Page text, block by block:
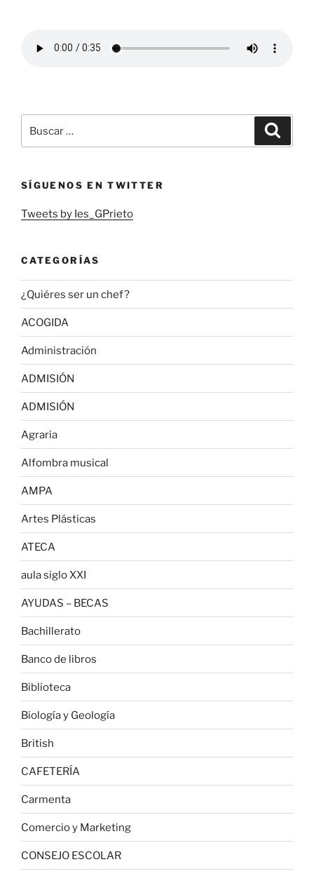
por:
SÍGUENOS EN TWITTER
Tweets by Ies_GPrieto
CATEGORÍAS
¿Quiéres ser un chef?
ACOGIDA
Administración
ADMISIÓN
ADMISIÓN
Agraria
Alfombra musical
AMPA
Artes Plásticas
ATECA
aula siglo XXI
AYUDAS – BECAS
Bachillerato
Banco de libros
Biblioteca
Biología y Geología
British
CAFETERÍA
Carmenta
Comercio y Marketing
CONSEJO ESCOLAR